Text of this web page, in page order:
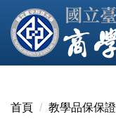
到
主
區
首頁 教學品保保證